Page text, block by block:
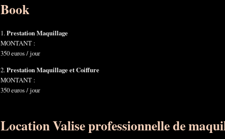
Book
1.Prestation Maquillage
MONTANT :
350 euros / jour
2.Prestation Maquillage et Coiffure
MONTANT :
350 euros / jour
Location Valise professionnelle de